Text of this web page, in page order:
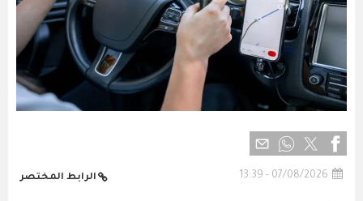
07/08/2026 - 13:39 الرابط المختصر